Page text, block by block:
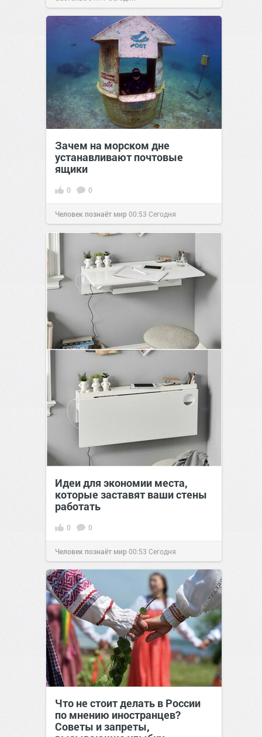
Зачем на морском дне
устанавливают почтовые
ящики
0 0
Человек познаёт мир00:53 Сегодня
Идеи для экономии места,
которые заставят ваши стены
работать
0 0
Человек познаёт мир00:53 Сегодня
Что не стоит делать в России
по мнению иностранцев?
Советы и запреты,